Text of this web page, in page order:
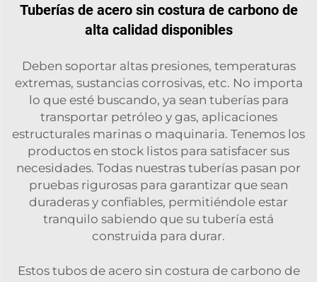
Tuberías de acero sin costura de carbono de
alta calidad disponibles
Deben soportar altas presiones, temperaturas
extremas, sustancias corrosivas, etc. No importa
lo que esté buscando, ya sean tuberías para
transportar petróleo y gas, aplicaciones
estructurales marinas o maquinaria. Tenemos los
productos en stock listos para satisfacer sus
necesidades. Todas nuestras tuberías pasan por
pruebas rigurosas para garantizar que sean
duraderas y confiables, permitiéndole estar
tranquilo sabiendo que su tubería está
construida para durar.
Estos tubos de acero sin costura de carbono de